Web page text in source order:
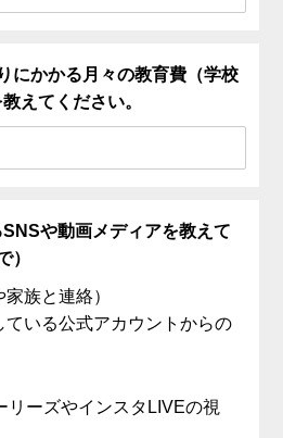
にかかる月々の教育費（学校
えてください。
や動画メディアを教えて
）
族と連絡）
ている公式アカウントからの
リーズやインスタLIVEの視